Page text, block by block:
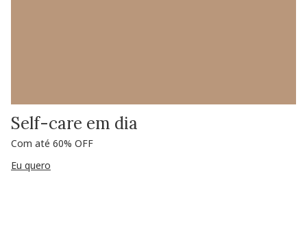
Self-care em dia
Com até 60% OFF
Eu quero